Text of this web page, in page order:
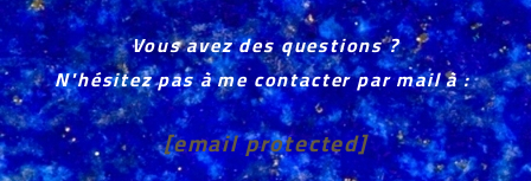
Vous avez des questions ?
N'hésitez pas à me contacter par mail à :
[email protected]